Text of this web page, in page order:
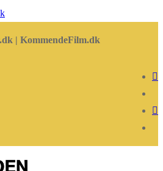
| KommendeFilm.dk